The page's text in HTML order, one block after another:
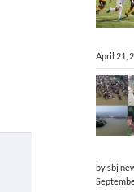
April 21,
by sbj